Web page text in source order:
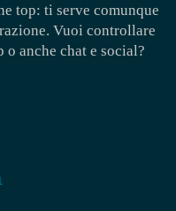
top: ti serve comunque
Vuoi controllare
anche chat e social?